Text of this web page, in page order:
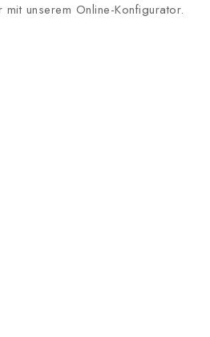
unserem Online-Konfigurator.